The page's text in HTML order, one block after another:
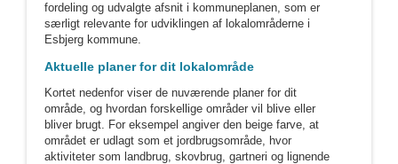
fordeling og udvalgte afsnit i kommuneplanen, som er
særligt relevante for udviklingen af lokalområderne i
Esbjerg kommune.
Aktuelle planer for dit lokalområde
Kortet nedenfor viser de nuværende planer for dit
område, og hvordan forskellige områder vil blive eller
bliver brugt. For eksempel angiver den beige farve, at
området er udlagt som et jordbrugsområde, hvor
aktiviteter som landbrug, skovbrug, gartneri og lignende